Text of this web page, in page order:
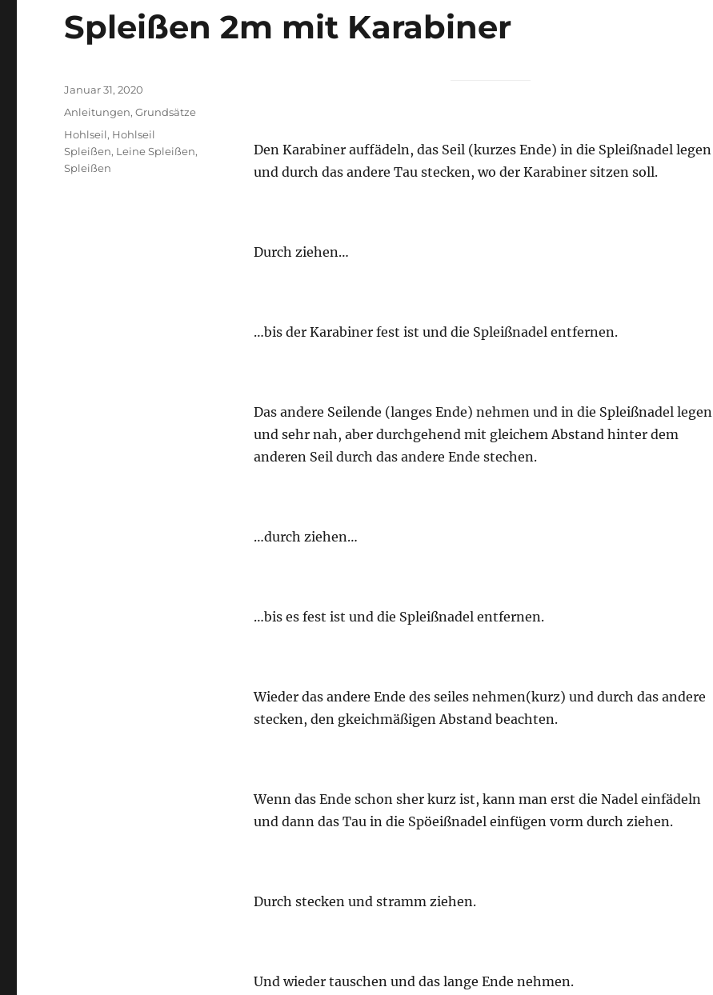
Spleißen 2m mit Karabiner
Den Karabiner auffädeln, das Seil (kurzes Ende) in die Spleißnadel legen
und durch das andere Tau stecken, wo der Karabiner sitzen soll.
Durch ziehen…
…bis der Karabiner fest ist und die Spleißnadel entfernen.
Das andere Seilende (langes Ende) nehmen und in die Spleißnadel legen
und sehr nah, aber durchgehend mit gleichem Abstand hinter dem
anderen Seil durch das andere Ende stechen.
…durch ziehen…
…bis es fest ist und die Spleißnadel entfernen.
Wieder das andere Ende des seiles nehmen(kurz) und durch das andere
stecken, den gkeichmäßigen Abstand beachten.
Wenn das Ende schon sher kurz ist, kann man erst die Nadel einfädeln
und dann das Tau in die Spöeißnadel einfügen vorm durch ziehen.
Durch stecken und stramm ziehen.
Und wieder tauschen und das lange Ende nehmen.
Veröffentlicht
am
Januar 31, 2020
Kategorien
Anleitungen,Grundsätze
Schlagwörter
Hohlseil, Hohlseil
Spleißen, Leine Spleißen,
Spleißen